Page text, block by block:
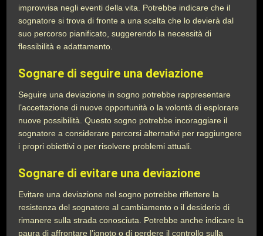
improvvisa negli eventi della vita. Potrebbe indicare che il
sognatore si trova di fronte a una scelta che lo devierà dal
suo percorso pianificato, suggerendo la necessità di
flessibilità e adattamento.
Sognare di seguire una deviazione
Seguire una deviazione in sogno potrebbe rappresentare
l’accettazione di nuove opportunità o la volontà di esplorare
nuove possibilità. Questo sogno potrebbe incoraggiare il
sognatore a considerare percorsi alternativi per raggiungere
i propri obiettivi o per risolvere problemi attuali.
Sognare di evitare una deviazione
Evitare una deviazione nel sogno potrebbe riflettere la
resistenza del sognatore al cambiamento o il desiderio di
rimanere sulla strada conosciuta. Potrebbe anche indicare la
paura di affrontare l’ignoto o di perdere il controllo sulla